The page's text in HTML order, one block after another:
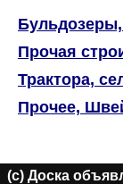
Прочая
Трактора,
Прочее,
(c) Доска